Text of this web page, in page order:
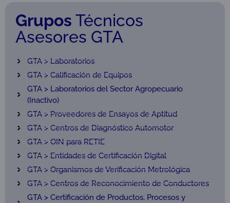
Grupos Técnicos
Asesores GTA
GTA > Laboratorios
GTA > Calificación de Equipos
GTA > Laboratorios del Sector Agropecuario
(Inactivo)
GTA > Proveedores de Ensayos de Aptitud
GTA > Centros de Diagnóstico Automotor
GTA > OIN para RETIE
GTA > Entidades de Certificación Digital
GTA > Organismos de Verificación Metrológica
GTA > Centros de Reconocimiento de Conductores
GTA > Certificación de Productos, Procesos y